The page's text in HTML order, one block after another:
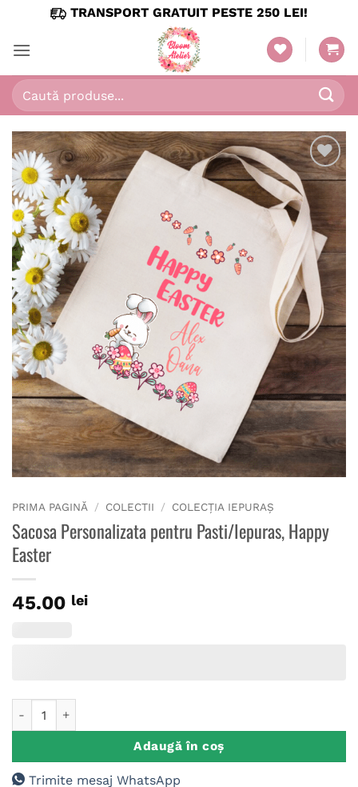
content
TRANSPORT GRATUIT PESTE 250 LEI!
Caută
după:
Adaugă
wishlist
PRIMA PAGINĂ / COLECTII / COLECȚIA IEPURAȘ
Sacosa Personalizata pentru Pasti/Iepuras, Happy
Easter
45.00 lei
Adaugă în coș
Trimite mesaj WhatsApp